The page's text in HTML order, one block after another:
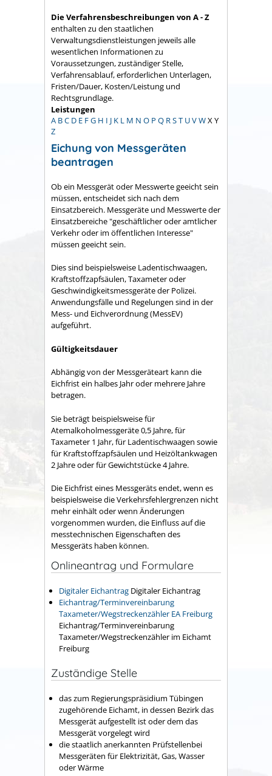
Die Verfahrensbeschreibungen von A - Z
enthalten zu den staatlichen
Verwaltungsdienstleistungen jeweils alle
wesentlichen Informationen zu
Voraussetzungen, zuständiger Stelle,
Verfahrensablauf, erforderlichen Unterlagen,
Fristen/Dauer, Kosten/Leistung und
Rechtsgrundlage.
Leistungen
A BC D E FG H I J K L M N O P Q RST UVWX Y
Z
Eichung von Messgeräten
beantragen
Ob ein Messgerät oder Messwerte geeicht sein
müssen, entscheidet sich nach dem
Einsatzbereich. Messgeräte und Messwerte der
Einsatzbereiche "geschäftlicher oder amtlicher
Verkehr oder im öffentlichen Interesse"
müssen geeicht sein.
Dies sind beispielsweise Ladentischwaagen,
Kraftstoffzapfsäulen, Taxameter oder
Geschwindigkeitsmessgeräte der Polizei.
Anwendungsfälle und Regelungen sind in der
Mess- und Eichverordnung (MessEV)
aufgeführt.
Gültigkeitsdauer
Abhängig von der Messgeräteart kann die
Eichfrist ein halbes Jahr oder mehrere Jahre
betragen.
Sie beträgt beispielsweise für
Atemalkoholmessgeräte 0,5 Jahre, für
Taxameter 1 Jahr, für Ladentischwaagen sowie
für Kraftstoffzapfsäulen und Heizöltankwagen
2 Jahre oder für Gewichtstücke 4 Jahre.
Die Eichfrist eines Messgeräts endet, wenn es
beispielsweise die Verkehrsfehlergrenzen nicht
mehr einhält oder wenn Änderungen
vorgenommen wurden, die Einfluss auf die
messtechnischen Eigenschaften des
Messgeräts haben können.
Onlineantrag und Formulare
Digitaler Eichantrag Digitaler Eichantrag
Eichantrag/Terminvereinbarung
Taxameter/Wegstreckenzähler EA Freiburg
Eichantrag/Terminvereinbarung
Taxameter/Wegstreckenzähler im Eichamt
Freiburg
Zuständige Stelle
das zum Regierungspräsidium Tübingen
zugehörende Eichamt, in dessen Bezirk das
Messgerät aufgestellt ist oder dem das
Messgerät vorgelegt wird
die staatlich anerkannten Prüfstellenbei
Messgeräten für Elektrizität, Gas, Wasser
oder Wärme